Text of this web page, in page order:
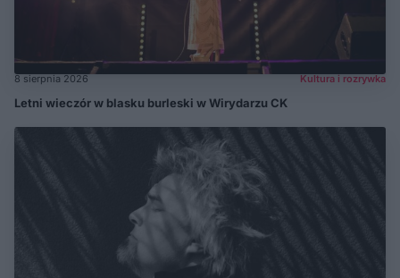
8 sierpnia 2026 Kultura i rozrywka
Letni wieczór w blasku burleski w Wirydarzu CK